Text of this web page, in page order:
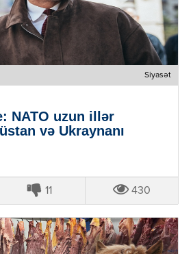
Siyasət
NATO uzun illər
və Ukraynanı
11 430